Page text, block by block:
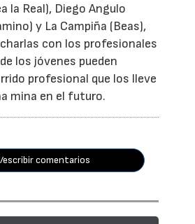
la Real), Diego Angulo
y La Campiña (Beas),
con los profesionales
los jóvenes pueden
profesional que los lleve
mina en el futuro.
escribir comentarios